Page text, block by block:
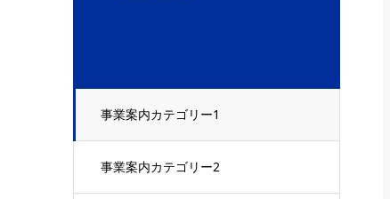
事業案内カテゴリー1
事業案内カテゴリー2